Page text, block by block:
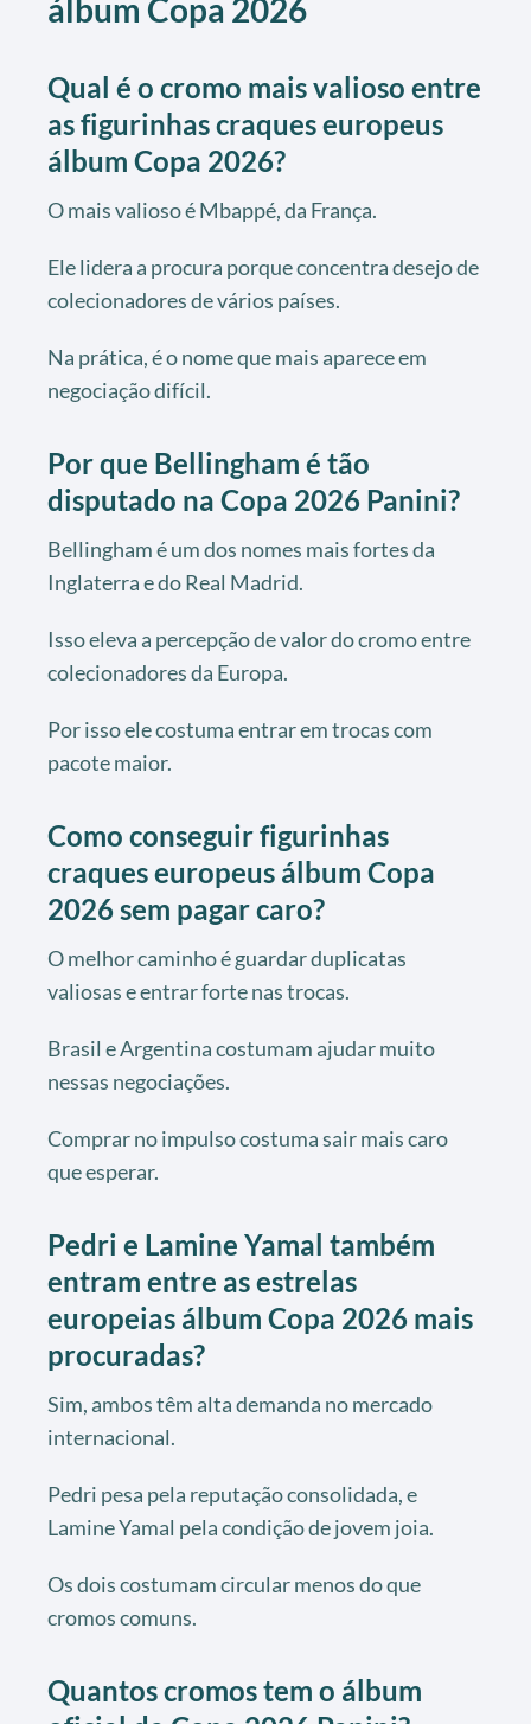
álbum Copa 2026
Qual é o cromo mais valioso entre
as figurinhas craques europeus
álbum Copa 2026?
O mais valioso é Mbappé, da França.
Ele lidera a procura porque concentra desejo de
colecionadores de vários países.
Na prática, é o nome que mais aparece em
negociação difícil.
Por que Bellingham é tão
disputado na Copa 2026 Panini?
Bellingham é um dos nomes mais fortes da
Inglaterra e do Real Madrid.
Isso eleva a percepção de valor do cromo entre
colecionadores da Europa.
Por isso ele costuma entrar em trocas com
pacote maior.
Como conseguir figurinhas
craques europeus álbum Copa
2026 sem pagar caro?
O melhor caminho é guardar duplicatas
valiosas e entrar forte nas trocas.
Brasil e Argentina costumam ajudar muito
nessas negociações.
Comprar no impulso costuma sair mais caro
que esperar.
Pedri e Lamine Yamal também
entram entre as estrelas
europeias álbum Copa 2026 mais
procuradas?
Sim, ambos têm alta demanda no mercado
internacional.
Pedri pesa pela reputação consolidada, e
Lamine Yamal pela condição de jovem joia.
Os dois costumam circular menos do que
cromos comuns.
Quantos cromos tem o álbum